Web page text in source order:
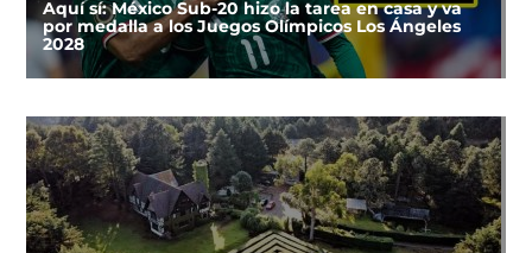
Aquí sí: México Sub-20 hizo la tarea en casa y va
por medalla a los Juegos Olímpicos Los Ángeles
2028